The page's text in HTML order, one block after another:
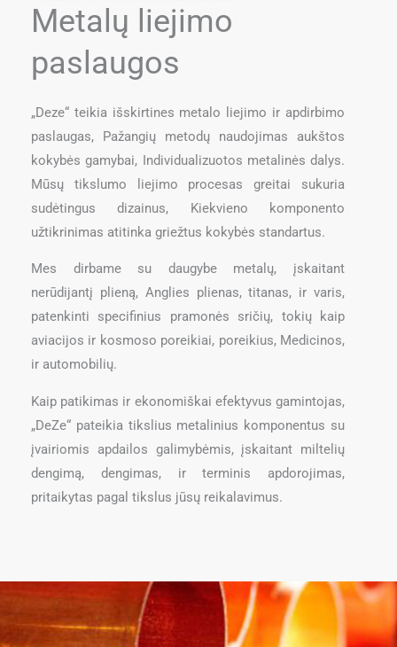
Metalų liejimo
paslaugos
„Deze“ teikia išskirtines metalo liejimo ir apdirbimo
paslaugas, Pažangių metodų naudojimas aukštos
kokybės gamybai, Individualizuotos metalinės dalys.
Mūsų tikslumo liejimo procesas greitai sukuria
sudėtingus dizainus, Kiekvieno komponento
užtikrinimas atitinka griežtus kokybės standartus.
Mes dirbame su daugybe metalų, įskaitant
nerūdijantį plieną, Anglies plienas, titanas, ir varis,
patenkinti specifinius pramonės sričių, tokių kaip
aviacijos ir kosmoso poreikiai, poreikius, Medicinos,
ir automobilių.
Kaip patikimas ir ekonomiškai efektyvus gamintojas,
„DeZe“ pateikia tikslius metalinius komponentus su
įvairiomis apdailos galimybėmis, įskaitant miltelių
dengimą, dengimas, ir terminis apdorojimas,
pritaikytas pagal tikslus jūsų reikalavimus.